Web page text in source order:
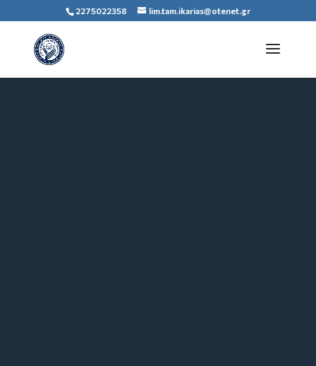
2275022358 lim.tam.ikarias@otenet.gr